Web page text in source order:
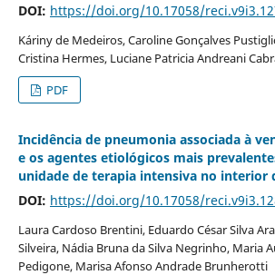
DOI: https://doi.org/10.17058/
Káriny de Medeiros, Caroline Gonçalves
Cristina Hermes, Luciane Patricia Andreani
PDF
Incidência de pneumonia associada à
e os agentes etiológicos mais
unidade de terapia intensiva no interior
DOI: https://doi.org/10.17058/
Laura Cardoso Brentini, Eduardo César Silva
Silveira, Nádia Bruna da Silva Negrinho, Maria
Pedigone, Marisa Afonso Andrade Brunherotti